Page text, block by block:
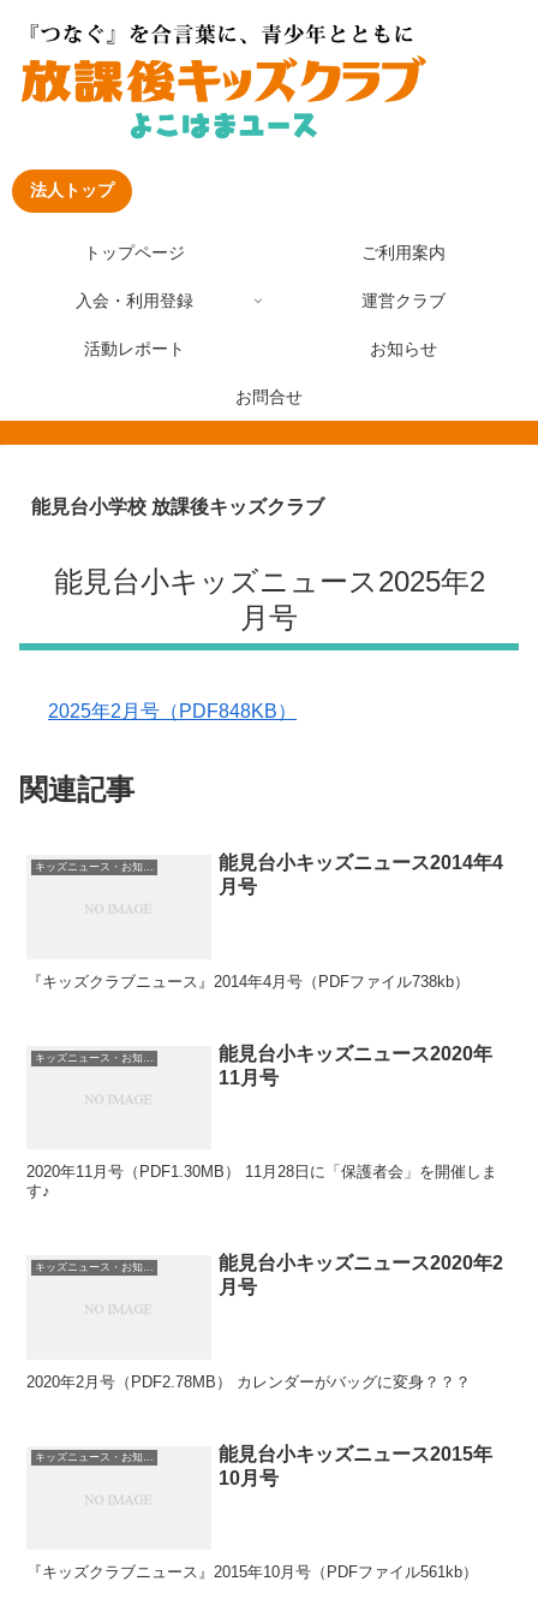
法人トップ
トップページ ご利用案内
入会・利用登録 運営クラブ
活動レポート お知らせ
お問合せ
能見台小学校 放課後キッズクラブ
能見台小キッズニュース2025年2
月号
2025年2月号（PDF848KB）
関連記事
キッズニュース・お知らせ
能見台小キッズニュース2014年4
月号
『キッズクラブニュース』2014年4月号（PDFファイル738kb）
能見台小キッズニュース2020年
11月号
2020年11月号（PDF1.30MB） 11月28日に「保護者会」を開催しま
す♪
能見台小キッズニュース2020年2
月号
2020年2月号（PDF2.78MB） カレンダーがバッグに変身？？？
キッズニュース・お知らせ
能見台小キッズニュース2015年
10月号
『キッズクラブニュース』2015年10月号（PDFファイル561kb）